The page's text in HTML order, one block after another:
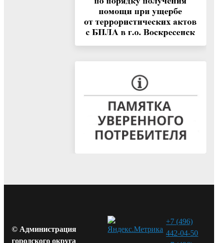
© Администрация
городского округа
+7 (496)
442-04-50